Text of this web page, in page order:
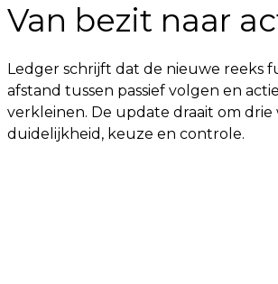
Van bezit naar
Ledger schrijft dat de nieuwe reeks
afstand tussen passief volgen en
verkleinen. De update draait om drie
duidelijkheid, keuze en controle.